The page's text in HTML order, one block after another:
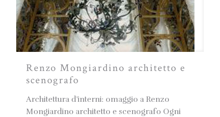
Renzo Mongiardino architetto e
scenografo
Architettura d’interni: omaggio a Renzo
Mongiardino architetto e scenografo Ogni